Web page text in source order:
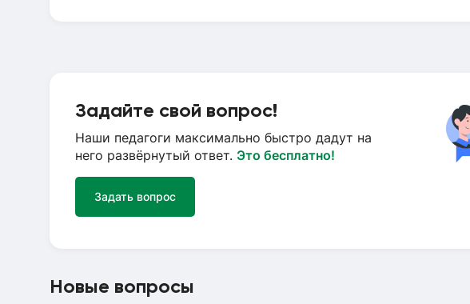
Задайте свой вопрос!
Наши педагоги максимально быстро дадут на
него развёрнутый ответ. Это бесплатно!
Задать вопрос
Новые вопросы